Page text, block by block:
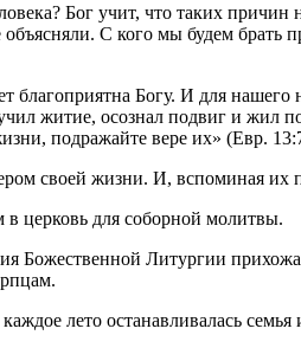
Бог учит, что таких
объясняли. С кого мы будем
благоприятна Богу. И для
житие, осознал подвиг и жил
подражайте вере их» (Евр.
своей жизни. И, вспоминая
церковь для соборной молитвы.
Божественной Литургии
лето останавливалась